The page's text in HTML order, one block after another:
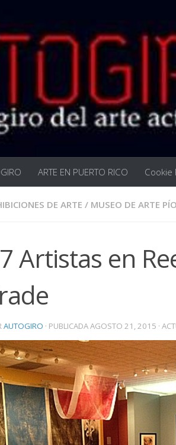
ARTE EN PUERTO RICO Cookie
DE ARTE / MUSEO DE ARTE
Artistas en
AUTOGIRO · PUBLICADAAGOSTO 21, 2015 ·